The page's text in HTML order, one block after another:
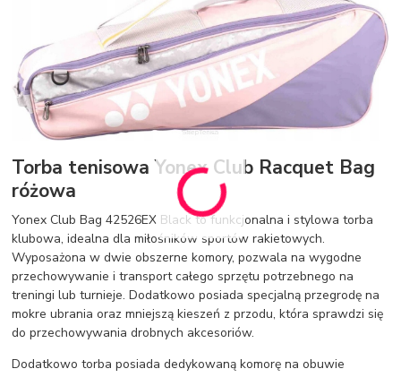
Torba tenisowa Yonex Club Racquet Bag
różowa
Yonex Club Bag 42526EX Black to funkcjonalna i stylowa torba
klubowa, idealna dla miłośników sportów rakietowych.
Wyposażona w dwie obszerne komory, pozwala na wygodne
przechowywanie i transport całego sprzętu potrzebnego na
treningi lub turnieje. Dodatkowo posiada specjalną przegrodę na
mokre ubrania oraz mniejszą kieszeń z przodu, która sprawdzi się
do przechowywania drobnych akcesoriów.
Dodatkowo torba posiada dedykowaną komorę na obuwie